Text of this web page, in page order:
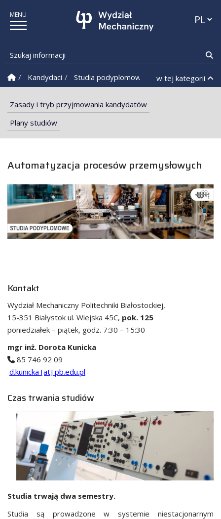
Szukaj informacji
Strona Główna
Kandydaci Studia podyplomowe Automatyzacja
w tej kategorii
Zasady i tryb przyjmowania kandydatów
Plany studiów
Automatyzacja procesów przemysłowych
Kontakt
Wydział Mechaniczny Politechniki Białostockiej,
15-351 Białystok ul. Wiejska 45C, pok. 125
poniedziałek – piątek, godz. 7:30 – 15:30
mgr inż. Dorota Kunicka
85 746 92 09
d.kunicka [at] pb.edu.pl
Czas trwania studiów
Studia trwają dwa semestry.
Studia są prowadzone w systemie niestacjonarnym